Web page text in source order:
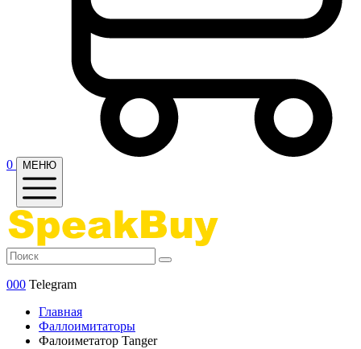
0 МЕНЮ
000 Telegram
Главная
Фаллоимитаторы
Фалоиметатор Tanger